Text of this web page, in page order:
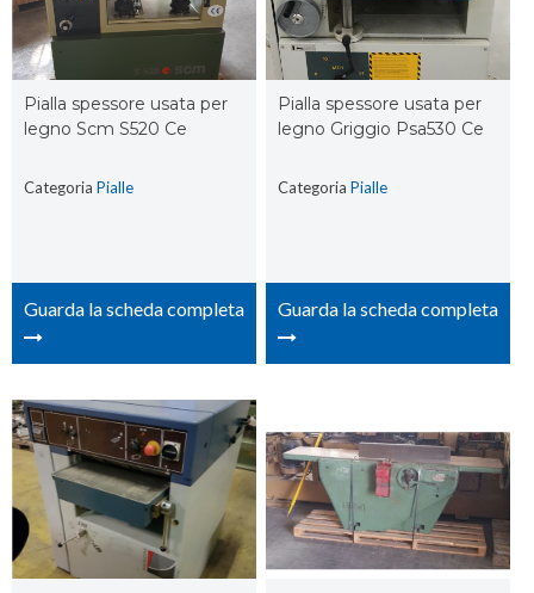
Pialla spessore usata per
legno Scm S520 Ce
Categoria Pialle
Guarda la scheda completa
Pialla spessore usata per
legno Griggio Psa530 Ce
Categoria Pialle
Guarda la scheda completa